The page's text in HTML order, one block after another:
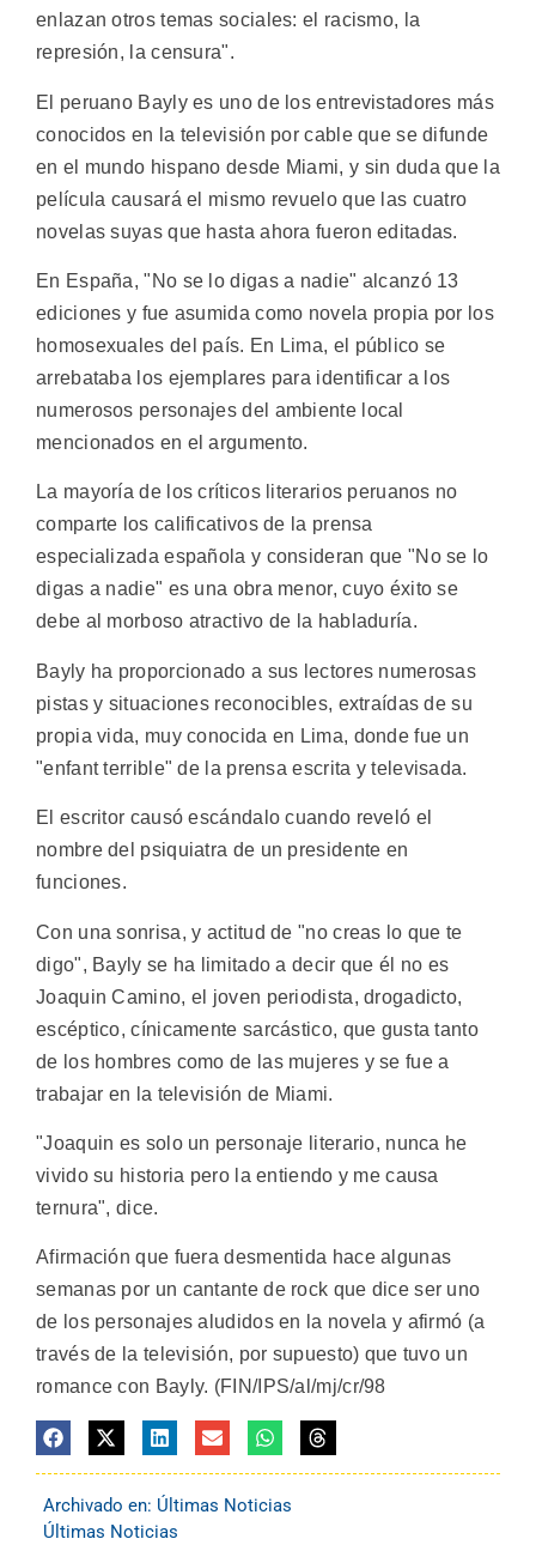
enlazan otros temas sociales: el racismo, la
represión, la censura".
El peruano Bayly es uno de los entrevistadores más
conocidos en la televisión por cable que se difunde
en el mundo hispano desde Miami, y sin duda que la
película causará el mismo revuelo que las cuatro
novelas suyas que hasta ahora fueron editadas.
En España, "No se lo digas a nadie" alcanzó 13
ediciones y fue asumida como novela propia por los
homosexuales del país. En Lima, el público se
arrebataba los ejemplares para identificar a los
numerosos personajes del ambiente local
mencionados en el argumento.
La mayoría de los críticos literarios peruanos no
comparte los calificativos de la prensa
especializada española y consideran que "No se lo
digas a nadie" es una obra menor, cuyo éxito se
debe al morboso atractivo de la habladuría.
Bayly ha proporcionado a sus lectores numerosas
pistas y situaciones reconocibles, extraídas de su
propia vida, muy conocida en Lima, donde fue un
"enfant terrible" de la prensa escrita y televisada.
El escritor causó escándalo cuando reveló el
nombre del psiquiatra de un presidente en
funciones.
Con una sonrisa, y actitud de "no creas lo que te
digo", Bayly se ha limitado a decir que él no es
Joaquin Camino, el joven periodista, drogadicto,
escéptico, cínicamente sarcástico, que gusta tanto
de los hombres como de las mujeres y se fue a
trabajar en la televisión de Miami.
"Joaquin es solo un personaje literario, nunca he
vivido su historia pero la entiendo y me causa
ternura", dice.
Afirmación que fuera desmentida hace algunas
semanas por un cantante de rock que dice ser uno
de los personajes aludidos en la novela y afirmó (a
través de la televisión, por supuesto) que tuvo un
romance con Bayly. (FIN/IPS/al/mj/cr/98
Archivado en: Últimas Noticias
Últimas Noticias